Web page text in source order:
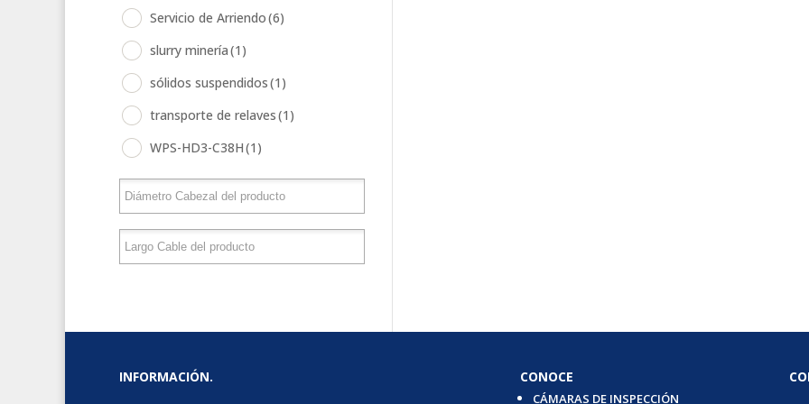
Servicio de Arriendo(6)
slurry minería(1)
sólidos suspendidos(1)
transporte de relaves(1)
WPS-HD3-C38H(1)
INFORMACIÓN.
CONOCE
CÁMARAS DE INSPECCIÓN